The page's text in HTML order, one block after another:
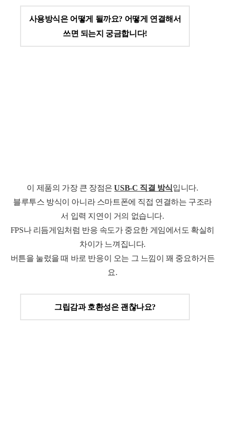
사용방식은 어떻게 될까요? 어떻게 연결해서
쓰면 되는지 궁금합니다!
이 제품의 가장 큰 장점은USB-C 직결 방식입니다.
블루투스 방식이 아니라 스마트폰에 직접 연결하는 구조라
서 입력 지연이 거의 없습니다.
FPS나 리듬게임처럼 반응 속도가 중요한 게임에서도 확실히
차이가 느껴집니다.
버튼을 눌렀을 때 바로 반응이 오는 그 느낌이 꽤 중요하거든
요.
그립감과 호환성은 괜찮나요?